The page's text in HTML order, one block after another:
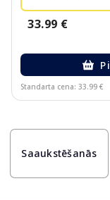
33.99 €
Standarta cena: 33.99 €
Saaukstēšanās